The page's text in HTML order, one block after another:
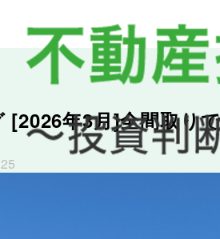
[2026年3月]全間取り